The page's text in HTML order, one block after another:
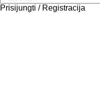
Prisijungti / Registracija